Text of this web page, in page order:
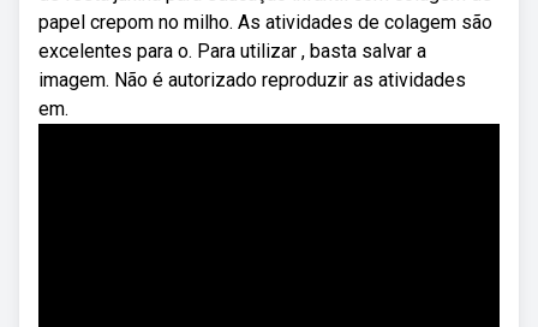
papel crepom no milho. As atividades de colagem são
excelentes para o. Para utilizar , basta salvar a
imagem. Não é autorizado reproduzir as atividades
em.